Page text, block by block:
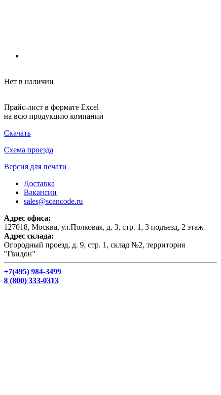
Нет в наличии
Прайс-лист в формате Excel
на всю продукцию компании
Скачать
Схема проезда
Версия для печати
Доставка
Вакансии
sales@scancode.ru
Адрес офиса:
127018, Москва, ул.Полковая, д. 3, стр. 1, 3 подъезд, 2 этаж
Адрес склада:
Огородный проезд, д. 9, стр. 1, склад №2, территория
"Гвидон"
+7(495) 984-3499
8 (800) 333-0313